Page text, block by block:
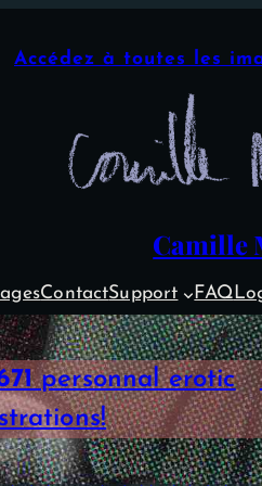
Accédez à toutes les
Camille
ContactSupport FAQ
personnal erotic